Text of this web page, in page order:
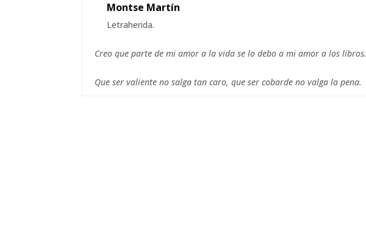
Montse Martín
Letraherida.
Creo que parte de mi amor a la vida se lo debo a mi amor a los libros.
Que ser valiente no salga tan caro, que ser cobarde no valga la pena.